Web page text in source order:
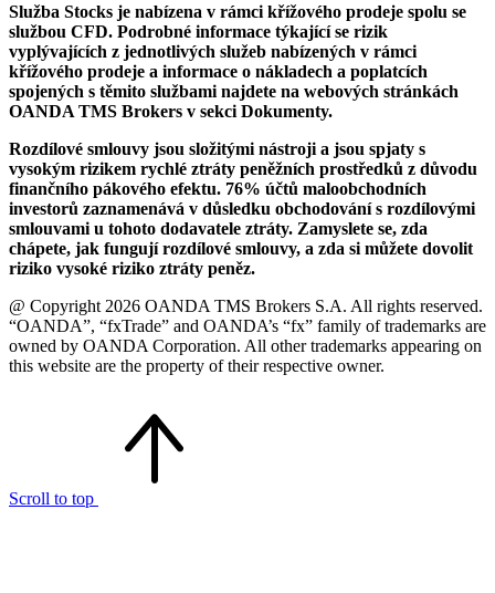
Služba Stocks je nabízena v rámci křížového prodeje spolu se
službou CFD. Podrobné informace týkající se rizik
vyplývajících z jednotlivých služeb nabízených v rámci
křížového prodeje a informace o nákladech a poplatcích
spojených s těmito službami najdete na webových stránkách
OANDA TMS Brokers v sekci Dokumenty.
Rozdílové smlouvy jsou složitými nástroji a jsou spjaty s
vysokým rizikem rychlé ztráty peněžních prostředků z důvodu
finančního pákového efektu. 76% účtů maloobchodních
investorů zaznamenává v důsledku obchodování s rozdílovými
smlouvami u tohoto dodavatele ztráty. Zamyslete se, zda
chápete, jak fungují rozdílové smlouvy, a zda si můžete dovolit
riziko vysoké riziko ztráty peněz.
@ Copyright 2026 OANDA TMS Brokers S.A. All rights reserved.
“OANDA”, “fxTrade” and OANDA’s “fx” family of trademarks are
owned by OANDA Corporation. All other trademarks appearing on
this website are the property of their respective owner.
Scroll to top